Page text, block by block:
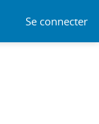
Se connecter